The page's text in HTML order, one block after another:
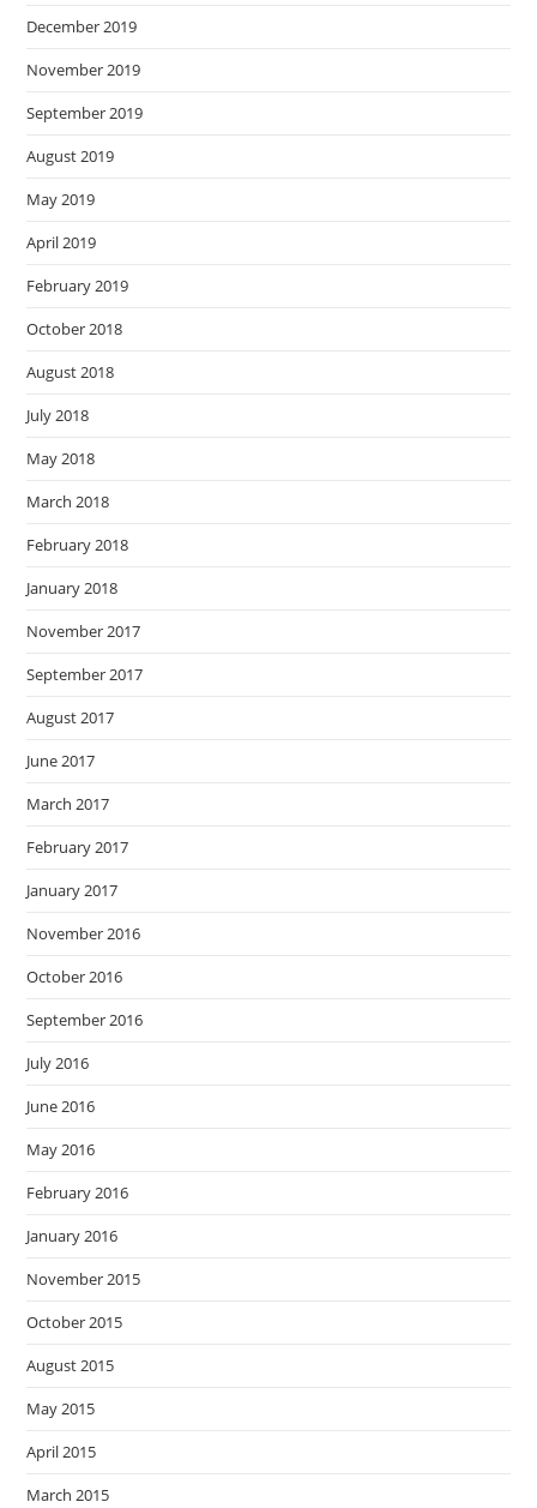
December 2019
November 2019
September 2019
August 2019
May 2019
April 2019
February 2019
October 2018
August 2018
July 2018
May 2018
March 2018
February 2018
January 2018
November 2017
September 2017
August 2017
June 2017
March 2017
February 2017
January 2017
November 2016
October 2016
September 2016
July 2016
June 2016
May 2016
February 2016
January 2016
November 2015
October 2015
August 2015
May 2015
April 2015
March 2015